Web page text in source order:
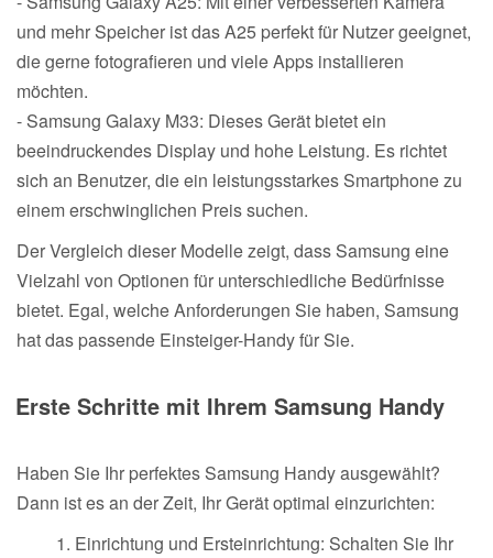
und mehr Speicher ist das A25 perfekt für Nutzer geeignet,
die gerne fotografieren und viele Apps installieren
möchten.
- Samsung Galaxy M33: Dieses Gerät bietet ein
beeindruckendes Display und hohe Leistung. Es richtet
sich an Benutzer, die ein leistungsstarkes Smartphone zu
einem erschwinglichen Preis suchen.
Der Vergleich dieser Modelle zeigt, dass Samsung eine
Vielzahl von Optionen für unterschiedliche Bedürfnisse
bietet. Egal, welche Anforderungen Sie haben, Samsung
hat das passende Einsteiger-Handy für Sie.
Erste Schritte mit Ihrem Samsung Handy
Haben Sie Ihr perfektes Samsung Handy ausgewählt?
Dann ist es an der Zeit, Ihr Gerät optimal einzurichten:
Einrichtung und Ersteinrichtung: Schalten Sie Ihr